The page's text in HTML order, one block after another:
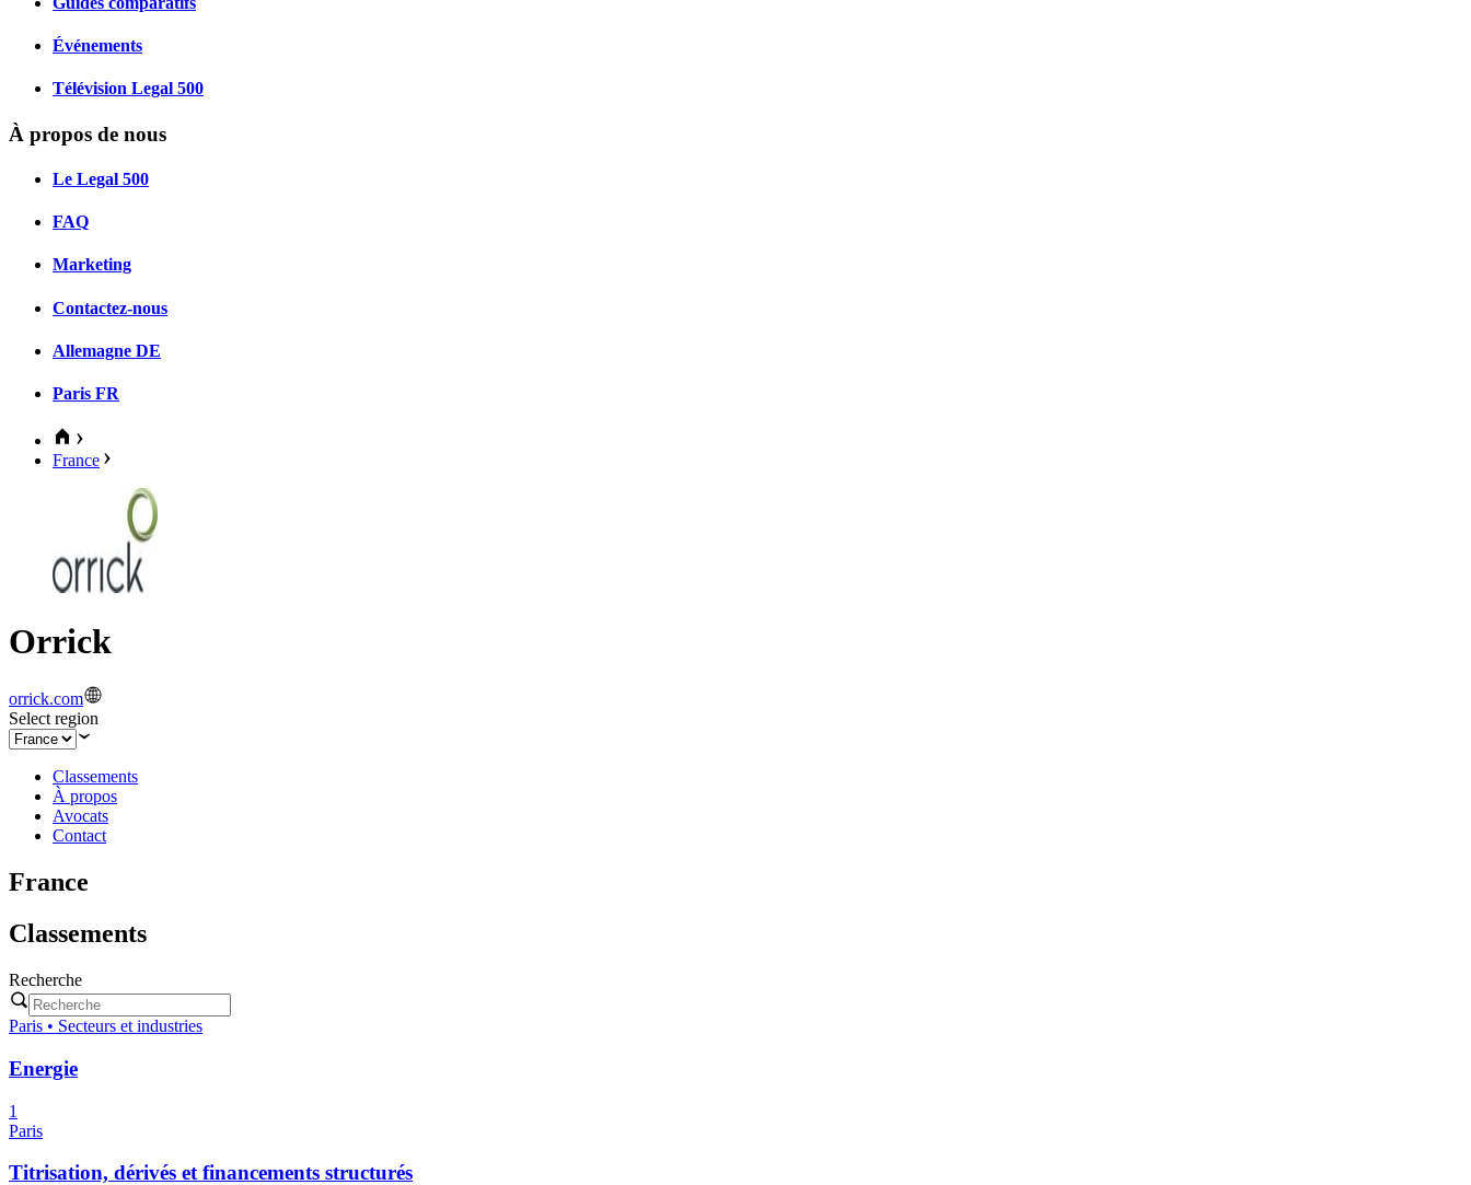
Événements
Télévision Legal 500
À propos de nous
Le Legal 500
FAQ
Marketing
Contactez-nous
Allemagne DE
Paris FR
France
Orrick
orrick.com
Select region
Classements
À propos
Avocats
Contact
France
Classements
Recherche
Paris • Secteurs et industries
Energie
1
Paris
Titrisation, dérivés et financements structurés